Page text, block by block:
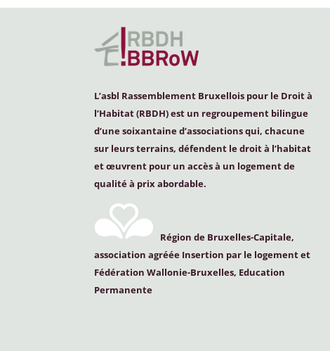
L’asbl Rassemblement Bruxellois pour le Droit à
l’Habitat (RBDH) est un regroupement bilingue
d’une soixantaine d’associations qui, chacune
sur leurs terrains, défendent le droit à l’habitat
et œuvrent pour un accès à un logement de
qualité à prix abordable.
Région de Bruxelles-Capitale,
association agréée Insertion par le logement et
Fédération Wallonie-Bruxelles, Education
Permanente